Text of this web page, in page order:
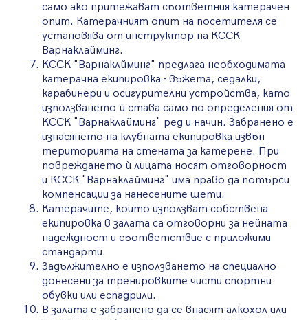
само ако притежават съответния катерачен
опит. Катерачният опит на посетителя се
установява от инструктор на КССК
Варнаклайминг.
КССК "Варнаклйминг" предлага необходимата
катерачна екипировка - въжета, седалки,
карабинери и осигурителни устройства, като
използването ѝ става само по определения от
КССК "Варнаклайминг" ред и начин. Забранено е
изнасянето на клубната екипировка извън
територията на стената за катерене. При
повреждането ѝ лицата носят отговорност
и КССК "Варнаклайминг" има право да потърси
компенсации за нанесените щети.
Катерачите, които използват собствена
екипировка в залата са отговорни за нейната
надеждност и съответствие с приложими
стандарти.
Задължително е използването на специално
донесени за тренировките чисти спортни
обувки или еспадрили.
В залата е забранено да се внасят алкохол или